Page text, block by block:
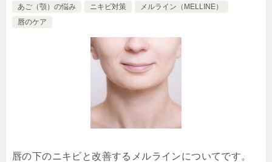
あご（顎）の悩み
ニキビ対策
メルライン（MELLINE）
唇のケア
唇の下のニキビと改善するメルラインについてです。